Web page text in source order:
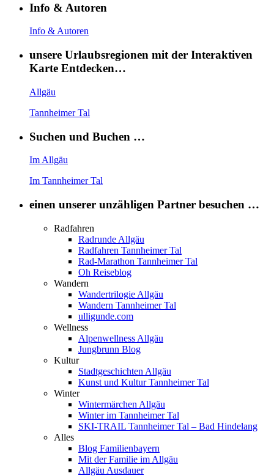
Info & Autoren
Info & Autoren
unsere Urlaubsregionen mit der Interaktiven
Karte Entdecken…
Allgäu
Tannheimer Tal
Suchen und Buchen …
Im Allgäu
Im Tannheimer Tal
einen unserer unzähligen Partner besuchen …
Radfahren
Radrunde Allgäu
Radfahren Tannheimer Tal
Rad-Marathon Tannheimer Tal
Oh Reiseblog
Wandern
Wandertrilogie Allgäu
Wandern Tannheimer Tal
ulligunde.com
Wellness
Alpenwellness Allgäu
Jungbrunn Blog
Kultur
Stadtgeschichten Allgäu
Kunst und Kultur Tannheimer Tal
Winter
Wintermärchen Allgäu
Winter im Tannheimer Tal
SKI-TRAIL Tannheimer Tal – Bad Hindelang
Alles
Blog Familienbayern
Mit der Familie im Allgäu
Allgäu Ausdauer